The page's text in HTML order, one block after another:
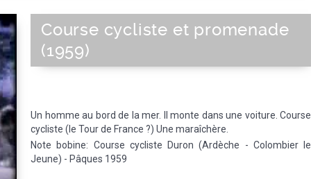
Course cycliste et promenade
(1959)
Un homme au bord de la mer. Il monte dans une voiture. Course
cycliste (le Tour de France ?) Une maraîchère.
Note bobine: Course cycliste Duron (Ardèche - Colombier le
Jeune) - Pâques 1959